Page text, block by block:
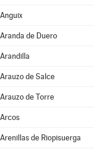
Anguix
Aranda de Duero
Arandilla
Arauzo de Salce
Arauzo de Torre
Arcos
Arenillas de Riopisuerga